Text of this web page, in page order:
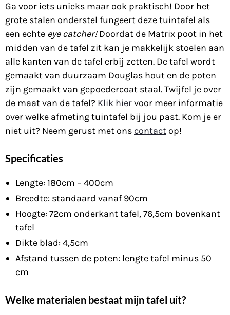
Ga voor iets unieks maar ook praktisch! Door het
grote stalen onderstel fungeert deze tuintafel als
een echte eye catcher!Doordat de Matrix poot in het
midden van de tafel zit kan je makkelijk stoelen aan
alle kanten van de tafel erbij zetten. De tafel wordt
gemaakt van duurzaam Douglas hout en de poten
zijn gemaakt van gepoedercoat staal. Twijfel je over
de maat van de tafel? Klik hiervoor meer informatie
over welke afmeting tuintafel bij jou past. Kom je er
niet uit? Neem gerust met ons contact op!
Specificaties
Lengte: 180cm – 400cm
Breedte: standaard vanaf 90cm
Hoogte: 72cm onderkant tafel, 76,5cm bovenkant
tafel
Dikte blad: 4,5cm
Afstand tussen de poten: lengte tafel minus 50
cm
Welke materialen bestaat mijn tafel uit?